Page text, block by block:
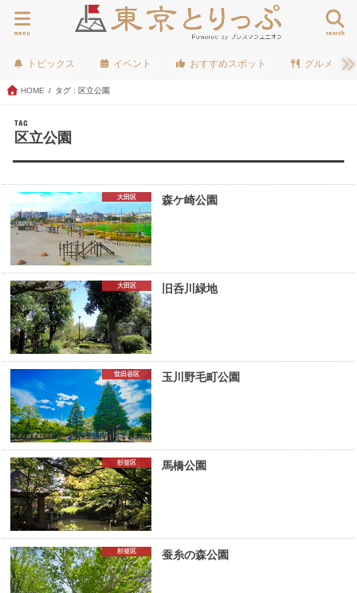
search
menu
トピックス イベント おすすめスポット グルメ
HOME タグ : 区立公園
TAG
区立公園
大田区 森ケ崎公園
大田区 旧呑川緑地
世田谷区 玉川野毛町公園
杉並区 馬橋公園
杉並区 蚕糸の森公園